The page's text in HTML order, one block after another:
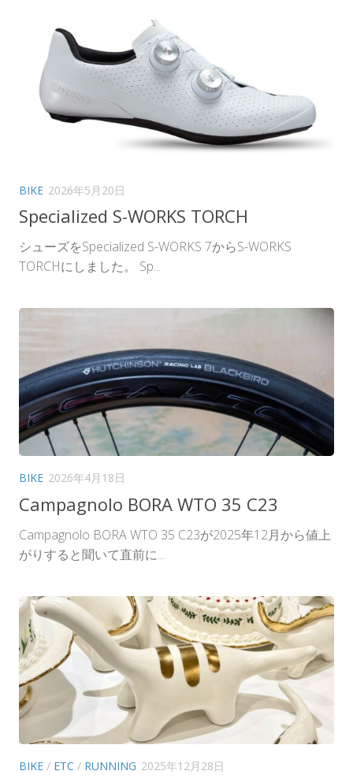
BIKE 2026年5月20日
Specialized S-WORKS TORCH
シューズをSpecialized S-WORKS 7からS-WORKS
TORCHにしました。 Sp...
BIKE 2026年4月18日
Campagnolo BORA WTO 35 C23
Campagnolo BORA WTO 35 C23が2025年12月から値上
がりすると聞いて直前に...
BIKE/ ETC / RUNNING 2025年12月28日